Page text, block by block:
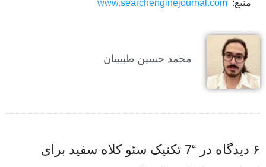
منبع: www.searchenginejournal.com
محمد حسین طبیبیان
۶ دیدگاه در “
7 تکنیک سئو کلاه سفید برای